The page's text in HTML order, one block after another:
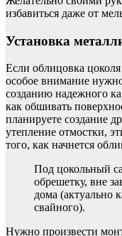
избавиться даже от
Установка
Если облицовка
особое внимание
созданию надежного
как обшивать
планируете создание
утепление отмостки,
того, как начнется
Под цокольный
обрешетку, вне
дома (актуально
свайного).
Нужно произвести